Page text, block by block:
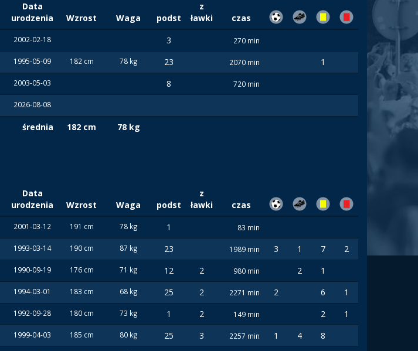
Data
urodzenia
Wzrost Waga podst
z
ławki
czas
2002-02-18 3 270 min
1995-05-09 182 cm 78 kg 23 2070 min
1
2003-05-03 8 720 min
2026-08-08
średnia 182 cm 78 kg
Data
urodzenia
Wzrost Waga podst
z
ławki
czas
2001-03-12 191 cm 78 kg 1 83 min
1993-03-14 190 cm 87 kg 23 1989 min 3 1 7
2
1990-09-19 176 cm 71 kg 12 2 980 min 2
1
1994-03-01 183 cm 68 kg 25 2 2271 min 2 6
1
1992-09-28 180 cm 73 kg 1 2 149 min 2
1
1999-04-03 185 cm 80 kg 25 3 2257 min 1 4
8